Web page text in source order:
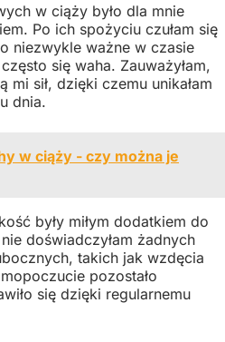
w ciąży było dla mnie
Po ich spożyciu czułam się
niezwykle ważne w czasie
się waha. Zauważyłam,
sił, dzięki czemu unikałam
dnia.
w ciąży - czy można je
były miłym dodatkiem do
doświadczyłam żadnych
takich jak wzdęcia
pozostało
się dzięki regularnemu